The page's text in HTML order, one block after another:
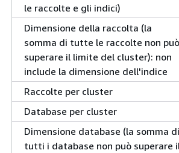
le raccolte e gli indici)
Dimensione della raccolta (la
somma di tutte le raccolte non può
superare il limite del cluster): non
include la dimensione dell'indice
Raccolte per cluster
Database per cluster
Dimensione database (la somma di
tutti i database non può superare